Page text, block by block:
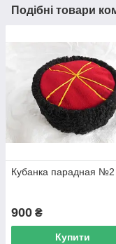
Подібні товари
Кубанка парадная №2
900 ₴
Купити